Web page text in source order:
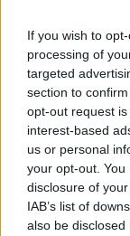
If you wish to
processing of
targeted
section to
opt-out request
interest-based
us or personal
your opt-out.
disclosure of
IAB’s list of
also be